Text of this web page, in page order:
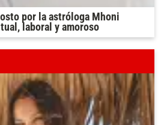
por la astróloga Mhoni
laboral y amoroso